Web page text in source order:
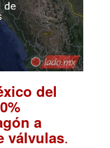
del
a
válvulas.